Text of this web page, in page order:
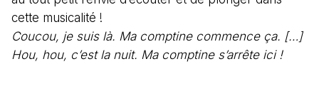
cette musicalité !
Coucou, je suis là. Ma comptine commence ça. […]
Hou, hou, c’est la nuit. Ma comptine s’arrête ici !